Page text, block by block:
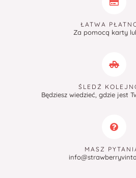
ŁATWA
Za pomocą karty
ŚLEDŹ
Będziesz wiedzieć, gdzie jest
MASZ